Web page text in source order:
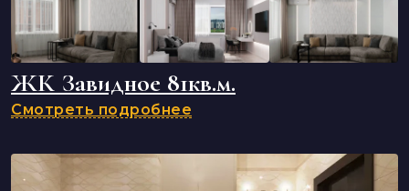
ЖК Завидное 81кв.м.
Смотреть подробнее